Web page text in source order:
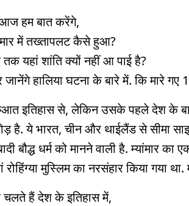
हम बात करेंगे,
में तख्तापलट कैसे हुआ?
यहां शांति क्यों नहीं आ पाई है?
हालिया घटना के बारे में. कि मारे
इतिहास से, लेकिन उसके पहले देश के बारे
है. ये भारत, चीन और थाईलैंड से सीमा
बौद्ध धर्म को मानने वाली है. म्यांमार
रोहिंग्या मुस्लिम का नरसंहार किया गया था.
हैं देश के इतिहास में,